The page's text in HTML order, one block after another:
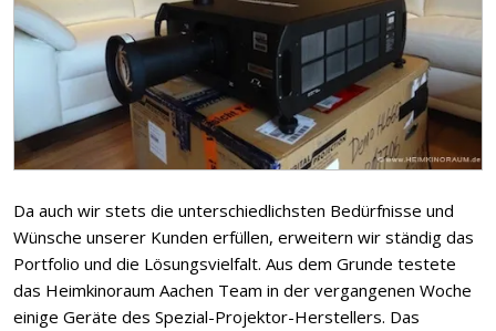
Da auch wir stets die unterschiedlichsten Bedürfnisse und
Wünsche unserer Kunden erfüllen, erweitern wir ständig das
Portfolio und die Lösungsvielfalt. Aus dem Grunde testete
das Heimkinoraum Aachen Team in der vergangenen Woche
einige Geräte des Spezial-Projektor-Herstellers. Das